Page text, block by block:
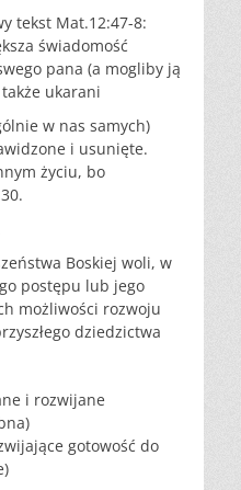
tekst Mat.12:47-8:
świadomość
pana (a mogliby ją
ukarani
w nas samych)
i usunięte.
życiu, bo
Boskiej woli, w
postępu lub jego
możliwości rozwoju
dziedzictwa
i rozwijane
gotowość do